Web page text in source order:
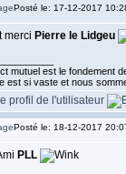
Posté le: 17-12-2017
merci Pierre le Lidgeu
mutuel est le fondement
est si vaste et nous
Posté le: 18-12-2017
PLL